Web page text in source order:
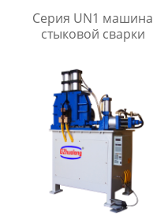
Серия UN1 машина
стыковой сварки